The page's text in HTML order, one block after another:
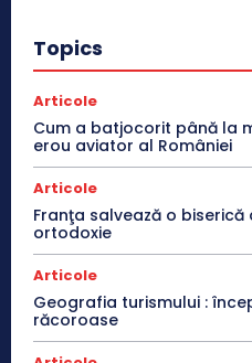
Topics
Articole
Cum a batjocorit până la
erou aviator al României
Articole
Franţa salvează o biserică
ortodoxie
Articole
Geografia turismului :
răcoroase